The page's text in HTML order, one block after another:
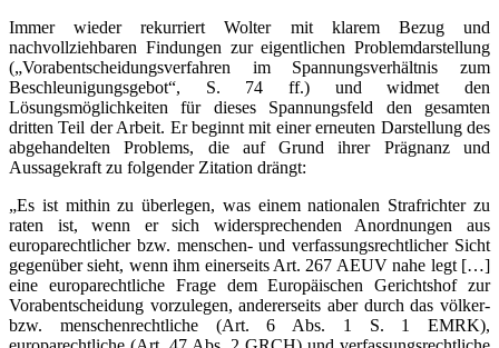
Immer wieder rekurriert Wolter mit klarem Bezug und
nachvollziehbaren Findungen zur eigentlichen Problemdarstellung
(„Vorabentscheidungsverfahren im Spannungsverhältnis zum
Beschleunigungsgebot“, S. 74 ff.) und widmet den
Lösungsmöglichkeiten für dieses Spannungsfeld den gesamten
dritten Teil der Arbeit. Er beginnt mit einer erneuten Darstellung des
abgehandelten Problems, die auf Grund ihrer Prägnanz und
Aussagekraft zu folgender Zitation drängt:
„Es ist mithin zu überlegen, was einem nationalen Strafrichter zu
raten ist, wenn er sich widersprechenden Anordnungen aus
europarechtlicher bzw. menschen- und verfassungsrechtlicher Sicht
gegenüber sieht, wenn ihm einerseits Art. 267 AEUV nahe legt […]
eine europarechtliche Frage dem Europäischen Gerichtshof zur
Vorabentscheidung vorzulegen, andererseits aber durch das völker-
bzw. menschenrechtliche (Art. 6 Abs. 1 S. 1 EMRK),